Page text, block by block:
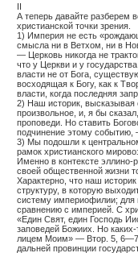
II
А теперь давайте разберем
христианской точки зрения.
1) Империя не есть
смысла ни в Ветхом, ни в
— Церковь никогда не
что у Церкви и у
власти не от Бога,
восходящая к Богу, как к
власти, когда последняя
2) Наш историк, высказывая
произвольное, и, я бы
проповеди. Но ставить
подчинение этому событию,
3) Мы подошли к
рамок христианского
Именно в контексте эллино-
своей общественной жизни
Характерно, что наш
структуру, в которую
систему империофилии; для
сравнению с империей. С
«Един Свят, един Господь
заповедей Божиих. Но
лицем Моим» — Втор. 5, 6—7)
дальней провинции